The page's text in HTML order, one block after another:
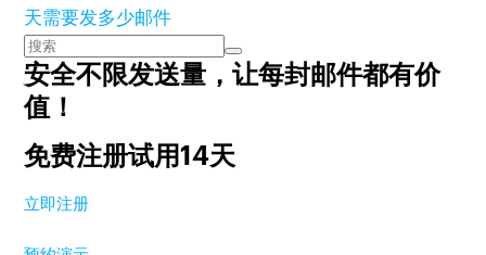
天需要发多少邮件
安全不限发送量，让每封邮件都有价
值！
免费注册试用14天
立即注册